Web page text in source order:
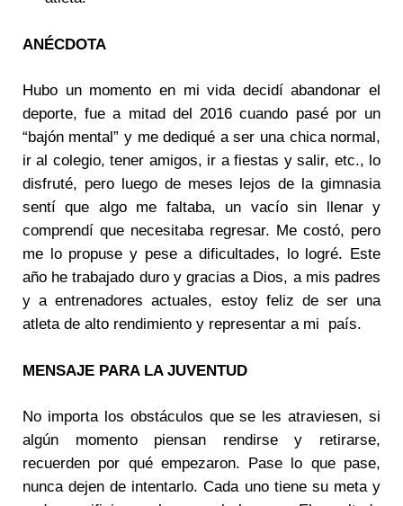
ANÉCDOTA
Hubo un momento en mi vida decidí abandonar el
deporte, fue a mitad del 2016 cuando pasé por un
“bajón mental” y me dediqué a ser una chica normal,
ir al colegio, tener amigos, ir a fiestas y salir, etc., lo
disfruté, pero luego de meses lejos de la gimnasia
sentí que algo me faltaba, un vacío sin llenar y
comprendí que necesitaba regresar. Me costó, pero
me lo propuse y pese a dificultades, lo logré. Este
año he trabajado duro y gracias a Dios, a mis padres
y a entrenadores actuales, estoy feliz de ser una
atleta de alto rendimiento y representar a mi país.
MENSAJE PARA LA JUVENTUD
No importa los obstáculos que se les atraviesen, si
algún momento piensan rendirse y retirarse,
recuerden por qué empezaron. Pase lo que pase,
nunca dejen de intentarlo. Cada uno tiene su meta y